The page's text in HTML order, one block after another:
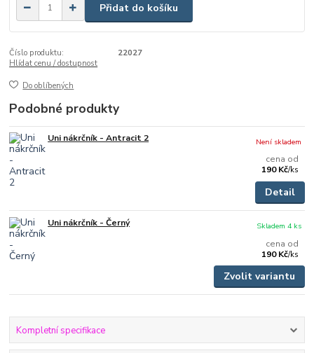
Přidat do košíku
Číslo produktu:
22027
Hlídat cenu / dostupnost
Do oblíbených
Podobné produkty
Uni nákrčník - Antracit 2
cena od
190 Kč/ks
Není skladem
Detail
Uni nákrčník - Černý
cena od
190 Kč/ks
Skladem 4 ks
Zvolit variantu
Kompletní specifikace